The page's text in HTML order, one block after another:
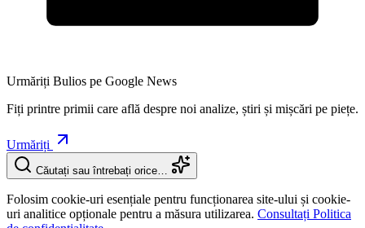
Urmăriți Bulios pe Google News
Fiți printre primii care află despre noi analize, știri și mișcări pe piețe.
Urmăriți
Căutați sau întrebați orice…
Folosim cookie-uri esențiale pentru funcționarea site-ului și cookie-
uri analitice opționale pentru a măsura utilizarea. Consultați Politica